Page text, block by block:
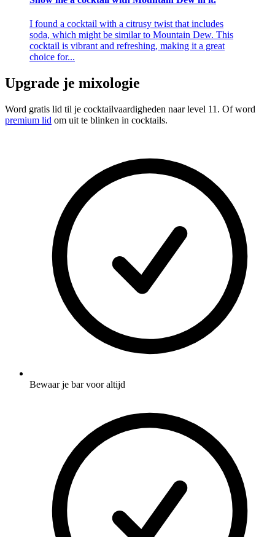
I found a cocktail with a citrusy twist that includes
soda, which might be similar to Mountain Dew. This
cocktail is vibrant and refreshing, making it a great
choice for...
Upgrade je mixologie
Word gratis lid til je cocktailvaardigheden naar level 11. Of word
premium lid om uit te blinken in cocktails.
Bewaar je bar voor altijd